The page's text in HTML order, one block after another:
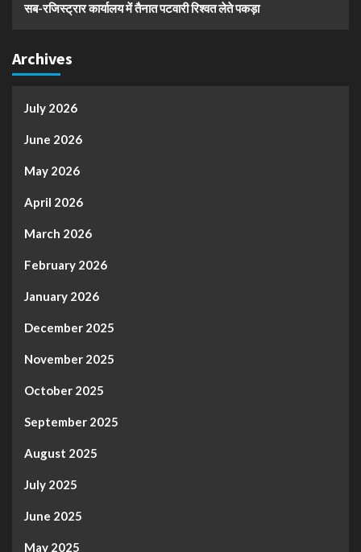
सब-रजिस्ट्रार कार्यालय में तैनात पटवारी रिश्वत लेते पकड़ा
Archives
July 2026
June 2026
May 2026
April 2026
March 2026
February 2026
January 2026
December 2025
November 2025
October 2025
September 2025
August 2025
July 2025
June 2025
May 2025